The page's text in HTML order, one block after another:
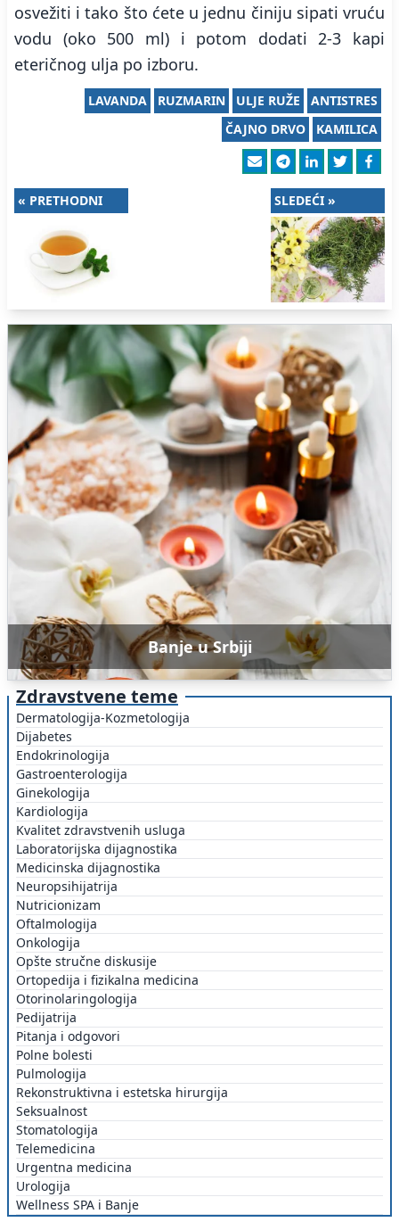
osvežiti i tako što ćete u jednu činiju sipati vruću
vodu (oko 500 ml) i potom dodati 2-3 kapi
eteričnog ulja po izboru.
ANTISTRES
ULJE RUŽE
RUZMARIN
LAVANDA
KAMILICA
ČAJNO DRVO
« PRETHODNI SLEDEĆI »
Banje u Srbiji
Zdravstvene teme
Dermatologija-Kozmetologija
Dijabetes
Endokrinologija
Gastroenterologija
Ginekologija
Kardiologija
Kvalitet zdravstvenih usluga
Laboratorijska dijagnostika
Medicinska dijagnostika
Neuropsihijatrija
Nutricionizam
Oftalmologija
Onkologija
Opšte stručne diskusije
Ortopedija i fizikalna medicina
Otorinolaringologija
Pedijatrija
Pitanja i odgovori
Polne bolesti
Pulmologija
Rekonstruktivna i estetska hirurgija
Seksualnost
Stomatologija
Telemedicina
Urgentna medicina
Urologija
Wellness SPA i Banje